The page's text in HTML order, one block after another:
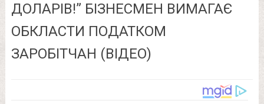
ДОЛАРІВ!” БІЗНЕСМЕН ВИМАГАЄ
ОБКЛАСТИ ПОДАТКОМ
ЗАРОБІТЧАН (ВІДЕО)